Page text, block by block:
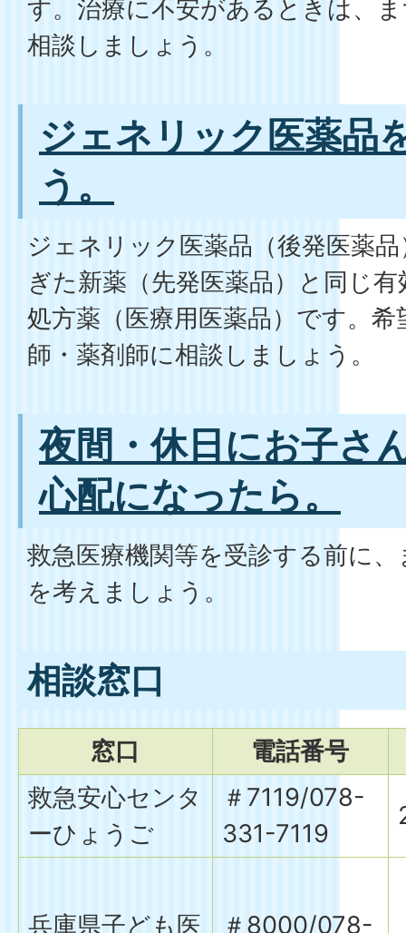
す。治療に不安があるときは、
相談しましょう。
ジェネリック医薬品
う。
ジェネリック医薬品（後発医薬
ぎた新薬（先発医薬品）と同じ
処方薬（医療用医薬品）です。
師・薬剤師に相談しましょう。
夜間・休日にお子さ
心配になったら。
救急医療機関等を受診する前に
を考えましょう。
相談窓口
窓口
電話番号
救急安心センタ
ーひょうご
＃7119/078-
331-7119
兵庫県子ども医
＃8000/078-